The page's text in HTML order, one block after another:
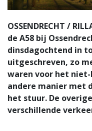
OSSENDRECHT /
de A58 bij
dinsdagochtend in
uitgeschreven, zo
waren voor het
andere manier met
het stuur. De
verschillende